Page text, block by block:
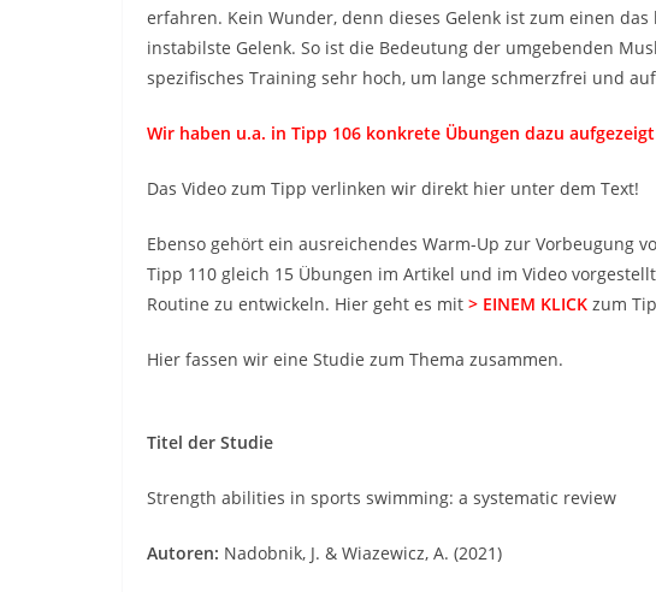
erfahren. Kein Wunder, denn dieses Gelenk ist zum einen
instabilste Gelenk. So ist die Bedeutung der umgebenden
spezifisches Training sehr hoch, um lange schmerzfrei und
Wir haben u.a. in Tipp 106 konkrete Übungen dazu aufgezeigt
Das Video zum Tipp verlinken wir direkt hier unter dem Text!
Ebenso gehört ein ausreichendes Warm-Up zur Vorbeugung
Tipp 110 gleich 15 Übungen im Artikel und im Video
Routine zu entwickeln. Hier geht es mit > EINEM KLICK zum
Hier fassen wir eine Studie zum Thema zusammen.
Titel der Studie
Strength abilities in sports swimming: a systematic review
Autoren: Nadobnik, J. & Wiazewicz, A. (2021)